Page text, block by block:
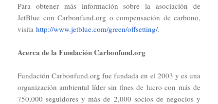
Para obtener más información sobre la asociación de
JetBlue con Carbonfund.org o compensación de carbono,
visita http://www.jetblue.com/green/offsetting/.
Acerca de la Fundación Carbonfund.org
Fundación Carbonfund.org fue fundada en el 2003 y es una
organización ambiental líder sin fines de lucro con más de
750,000 seguidores y más de 2,000 socios de negocios y